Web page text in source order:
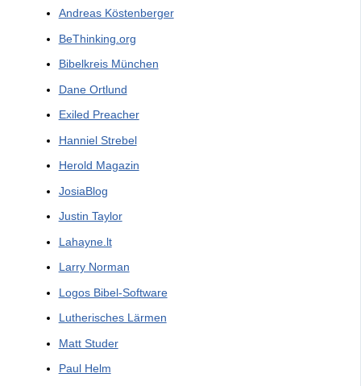
Andreas Köstenberger
BeThinking.org
Bibelkreis München
Dane Ortlund
Exiled Preacher
Hanniel Strebel
Herold Magazin
JosiaBlog
Justin Taylor
Lahayne.lt
Larry Norman
Logos Bibel-Software
Lutherisches Lärmen
Matt Studer
Paul Helm